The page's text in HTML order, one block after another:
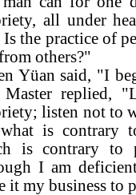
all under
the practice of
others?"
Yüan said, "I
Master replied,
listen not to
is contrary
is contrary to
I am
it my business to